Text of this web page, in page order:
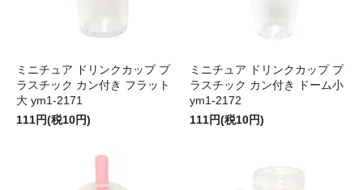
ミニチュア ドリンクカップ プ
ラスチック カン付き フラット
大 ym1-2171
111円(税10円)
ミニチュア ドリンクカップ プ
ラスチック カン付き ドーム小
ym1-2172
111円(税10円)